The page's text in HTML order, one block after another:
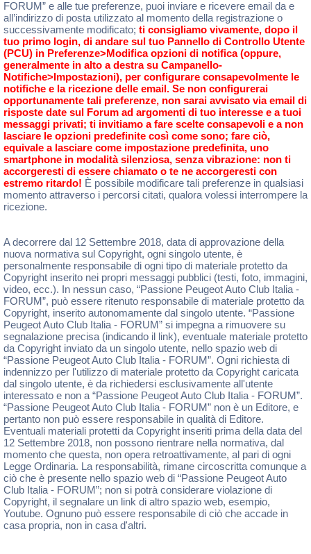
FORUM” e alle tue preferenze, puoi inviare e ricevere email da e
all’indirizzo di posta utilizzato al momento della registrazione o
successivamente modificato; ti consigliamo vivamente, dopo il
tuo primo login, di andare sul tuo Pannello di Controllo Utente
(PCU) in Preferenze>Modifica opzioni di notifica (oppure,
generalmente in alto a destra su Campanello-
Notifiche>Impostazioni), per configurare consapevolmente le
notifiche e la ricezione delle email. Se non configurerai
opportunamente tali preferenze, non sarai avvisato via email di
risposte date sul Forum ad argomenti di tuo interesse e a tuoi
messaggi privati; ti invitiamo a fare scelte consapevoli e a non
lasciare le opzioni predefinite così come sono; fare ciò,
equivale a lasciare come impostazione predefinita, uno
smartphone in modalità silenziosa, senza vibrazione: non ti
accorgeresti di essere chiamato o te ne accorgeresti con
estremo ritardo! È possibile modificare tali preferenze in qualsiasi
momento attraverso i percorsi citati, qualora volessi interrompere la
ricezione.
A decorrere dal 12 Settembre 2018, data di approvazione della
nuova normativa sul Copyright, ogni singolo utente, è
personalmente responsabile di ogni tipo di materiale protetto da
Copyright inserito nei propri messaggi pubblici (testi, foto, immagini,
video, ecc.). In nessun caso, “Passione Peugeot Auto Club Italia -
FORUM”, può essere ritenuto responsabile di materiale protetto da
Copyright, inserito autonomamente dal singolo utente. “Passione
Peugeot Auto Club Italia - FORUM” si impegna a rimuovere su
segnalazione precisa (indicando il link), eventuale materiale protetto
da Copyright inviato da un singolo utente, nello spazio web di
“Passione Peugeot Auto Club Italia - FORUM”. Ogni richiesta di
indennizzo per l'utilizzo di materiale protetto da Copyright caricata
dal singolo utente, è da richiedersi esclusivamente all'utente
interessato e non a “Passione Peugeot Auto Club Italia - FORUM”.
“Passione Peugeot Auto Club Italia - FORUM” non è un Editore, e
pertanto non può essere responsabile in qualità di Editore.
Eventuali materiali protetti da Copyright inseriti prima della data del
12 Settembre 2018, non possono rientrare nella normativa, dal
momento che questa, non opera retroattivamente, al pari di ogni
Legge Ordinaria. La responsabilità, rimane circoscritta comunque a
ciò che è presente nello spazio web di “Passione Peugeot Auto
Club Italia - FORUM”; non si potrà considerare violazione di
Copyright, il segnalare un link di altro spazio web, esempio,
Youtube. Ognuno può essere responsabile di ciò che accade in
casa propria, non in casa d'altri.